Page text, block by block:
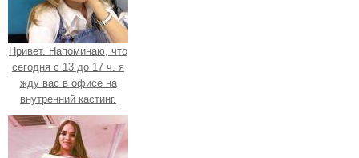
Привет. Напоминаю, что
сегодня с 13 до 17 ч. я
жду вас в офисе на
внутренний кастинг.